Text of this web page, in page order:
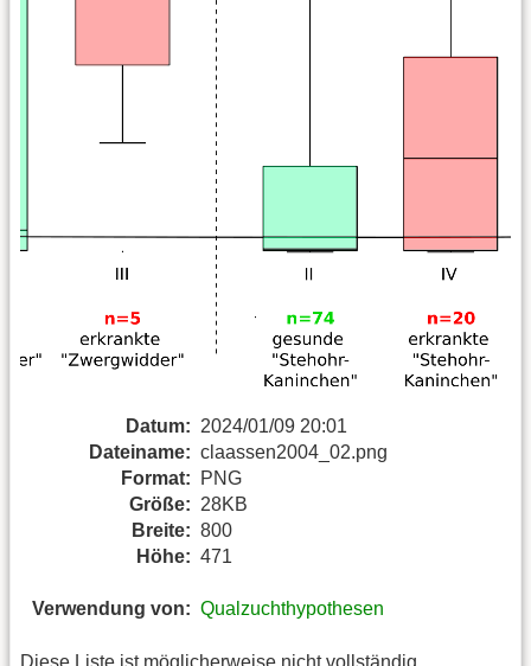
Datum: 2024/01/09 20:01
Dateiname: claassen2004_02.png
Format:
PNG
Größe: 28KB
Breite: 800
Höhe: 471
Verwendung von: Qualzuchthypothesen
Diese Liste ist möglicherweise nicht vollständig.